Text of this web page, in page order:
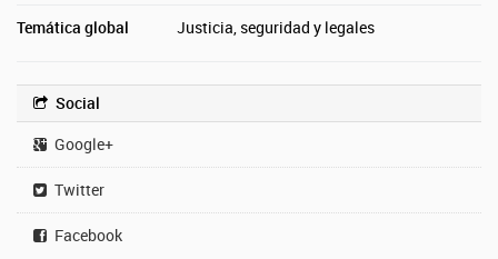
Temática global Justicia, seguridad y legales
Social
Google+
Twitter
Facebook